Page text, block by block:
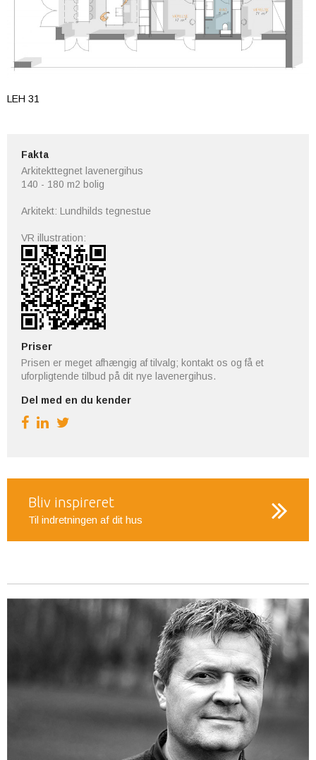
LEH 31
Fakta
Arkitekttegnet lavenergihus
140 - 180 m2 bolig
Arkitekt: Lundhilds tegnestue
VR illustration:
Priser
Prisen er meget afhængig af tilvalg; kontakt os og få et
uforpligtende tilbud på dit nye lavenergihus.
Del med en du kender
Bliv inspireret
Til indretningen af dit hus